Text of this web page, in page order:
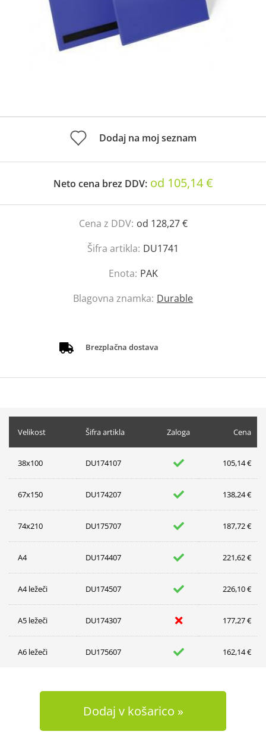
Dodaj na moj seznam
Neto cena brez DDV: od 105,14 €
Cena z DDV: od 128,27 €
Šifra artikla: DU1741
Enota: PAK
Blagovna znamka: Durable
Brezplačna dostava
Velikost Šifra artikla Zaloga Cena
38x100 DU174107 105,14 €
67x150 DU174207 138,24 €
74x210 DU175707 187,72 €
A4 DU174407 221,62 €
A4 ležeči DU174507 226,10 €
A5 ležeči DU174307 177,27 €
A6 ležeči DU175607 162,14 €
Dodaj v košarico